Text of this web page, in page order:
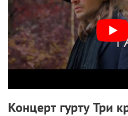
Концерт гурту Три